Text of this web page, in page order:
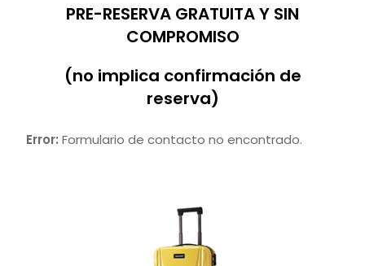
PRE-RESERVA GRATUITA Y SIN
COMPROMISO
(no implica confirmación de
reserva)
Error: Formulario de contacto no encontrado.